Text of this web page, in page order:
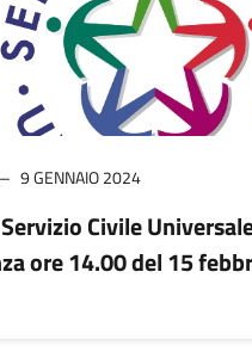
9 GENNAIO 2024
Civile
ore 14.00 del 15